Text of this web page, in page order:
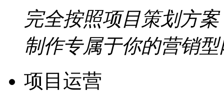
完全按照项目策划方案
制作专属于你的营销
项目运营